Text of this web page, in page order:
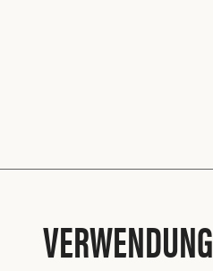
VERWENDUNG